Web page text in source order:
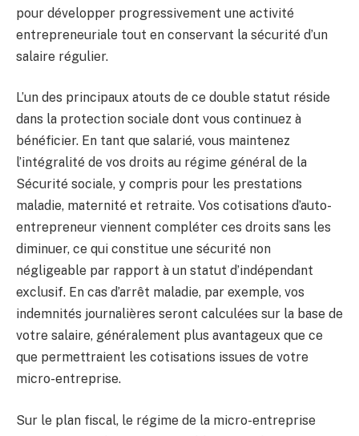
pour développer progressivement une activité
entrepreneuriale tout en conservant la sécurité d’un
salaire régulier.
L’un des principaux atouts de ce double statut réside
dans la protection sociale dont vous continuez à
bénéficier. En tant que salarié, vous maintenez
l’intégralité de vos droits au régime général de la
Sécurité sociale, y compris pour les prestations
maladie, maternité et retraite. Vos cotisations d’auto-
entrepreneur viennent compléter ces droits sans les
diminuer, ce qui constitue une sécurité non
négligeable par rapport à un statut d’indépendant
exclusif. En cas d’arrêt maladie, par exemple, vos
indemnités journalières seront calculées sur la base de
votre salaire, généralement plus avantageux que ce
que permettraient les cotisations issues de votre
micro-entreprise.
Sur le plan fiscal, le régime de la micro-entreprise